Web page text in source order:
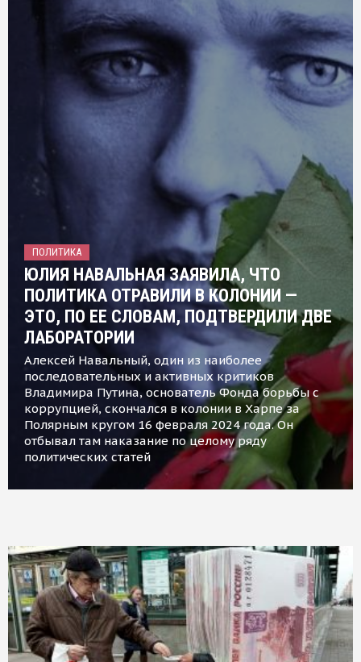
ПОЛИТИКА
ЮЛИЯ НАВАЛЬНАЯ ЗАЯВИЛА, ЧТО
ПОЛИТИКА ОТРАВИЛИ В КОЛОНИИ —
ЭТО, ПО ЕЕ СЛОВАМ, ПОДТВЕРДИЛИ ДВЕ
ЛАБОРАТОРИИ
Алексей Навальный, один из наиболее
последовательных и активных критиков
Владимира Путина, основатель Фонда борьбы с
коррупцией, скончался в колонии в Харпе за
Полярным кругом 16 февраля 2024 года. Он
отбывал там наказание по целому ряду
политических статей